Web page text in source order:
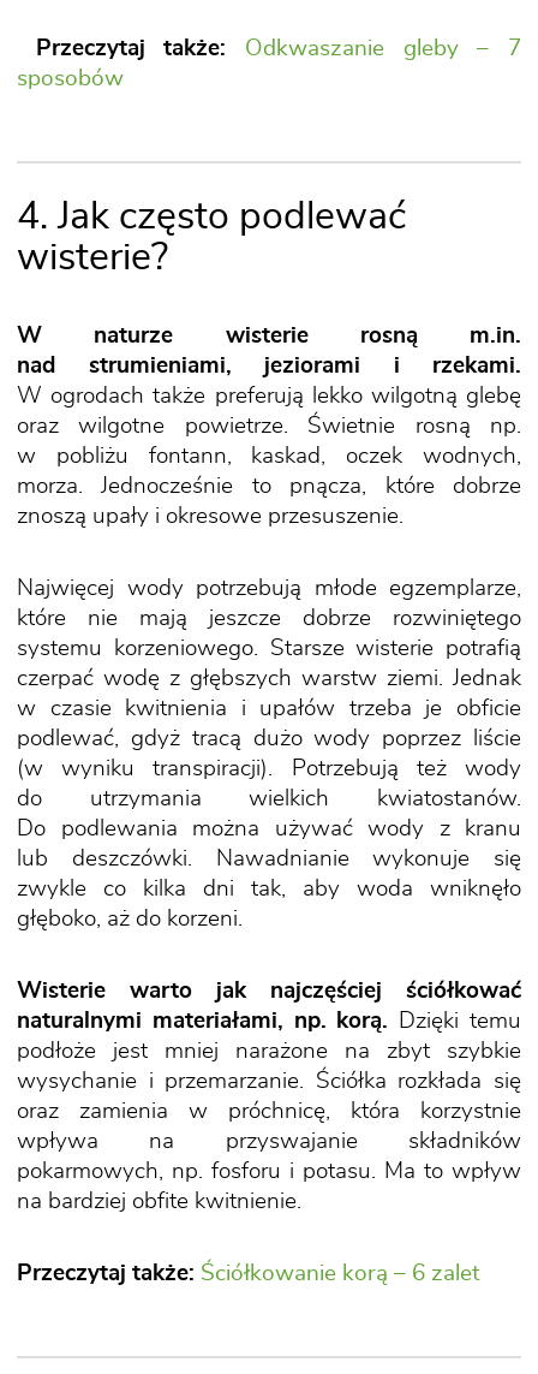
Przeczytaj także:
Odkwaszanie gleby – 7
sposobów
4. Jak często podlewać
wisterie?
W naturze wisterie rosną m.in.
nad strumieniami, jeziorami i rzekami.
W ogrodach także preferują lekko wilgotną glebę
oraz wilgotne powietrze. Świetnie rosną np.
w pobliżu fontann, kaskad, oczek wodnych,
morza. Jednocześnie to pnącza, które dobrze
znoszą upały i okresowe przesuszenie.
Najwięcej wody potrzebują młode egzemplarze,
które nie mają jeszcze dobrze rozwiniętego
systemu korzeniowego. Starsze wisterie potrafią
czerpać wodę z głębszych warstw ziemi. Jednak
w czasie kwitnienia i upałów trzeba je obficie
podlewać, gdyż tracą dużo wody poprzez liście
(w wyniku transpiracji). Potrzebują też wody
do utrzymania wielkich kwiatostanów.
Do podlewania można używać wody z kranu
lub deszczówki. Nawadnianie wykonuje się
zwykle co kilka dni tak, aby woda wniknęło
głęboko, aż do korzeni.
Wisterie warto jak najczęściej ściółkować
naturalnymi materiałami, np. korą. Dzięki temu
podłoże jest mniej narażone na zbyt szybkie
wysychanie i przemarzanie. Ściółka rozkłada się
oraz zamienia w próchnicę, która korzystnie
wpływa na przyswajanie składników
pokarmowych, np. fosforu i potasu. Ma to wpływ
na bardziej obfite kwitnienie.
Przeczytaj także: Ściółkowanie korą – 6 zalet